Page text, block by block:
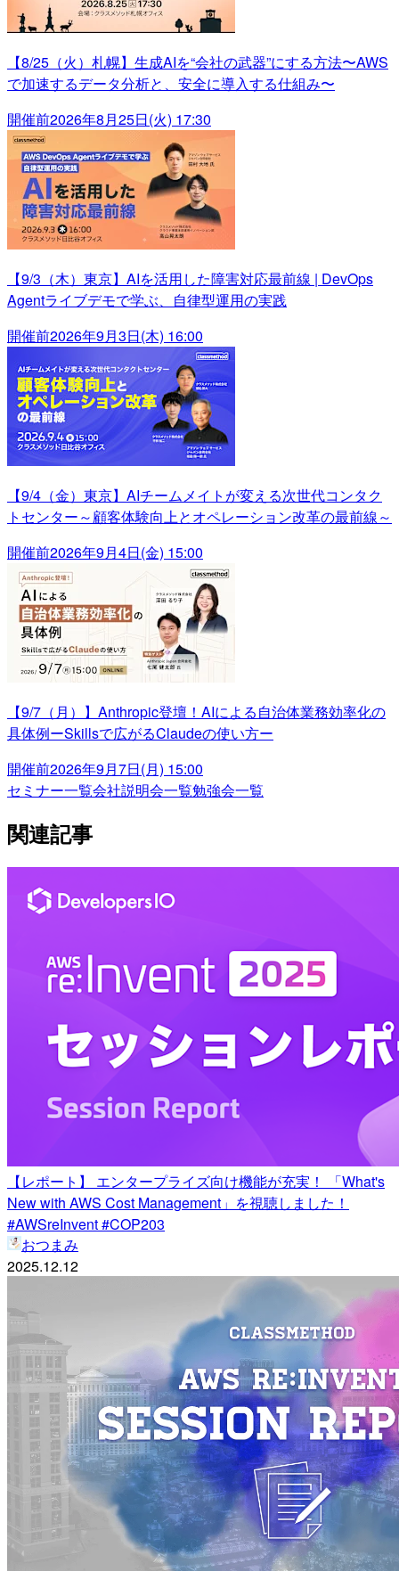
【8/25（火）札幌】生成AIを“会社の武器”にする方法〜AWS
で加速するデータ分析と、安全に導入する仕組み〜
開催前2026年8月25日(火) 17:30
【9/3（木）東京】AIを活用した障害対応最前線 | DevOps
Agentライブデモで学ぶ、自律型運用の実践
開催前2026年9月3日(木) 16:00
【9/4（金）東京】AIチームメイトが変える次世代コンタク
トセンター～顧客体験向上とオペレーション改革の最前線～
開催前2026年9月4日(金) 15:00
【9/7（月）】Anthropic登壇！AIによる自治体業務効率化の
具体例ーSkillsで広がるClaudeの使い方ー
開催前2026年9月7日(月) 15:00
セミナー一覧会社説明会一覧勉強会一覧
関連記事
【レポート】 エンタープライズ向け機能が充実！ 「What's
New with AWS Cost Management」を視聴しました！
#AWSreInvent #COP203
おつまみ
2025.12.12